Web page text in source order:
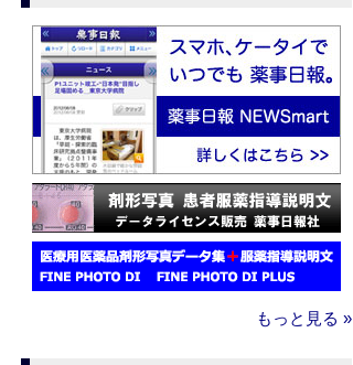
もっと見る »